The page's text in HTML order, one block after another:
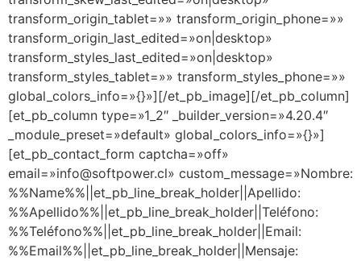
transform_origin_tablet=»» transform_origin_phone=»»
transform_origin_last_edited=»on|desktop»
transform_styles_last_edited=»on|desktop»
transform_styles_tablet=»» transform_styles_phone=»»
global_colors_info=»{}»][/et_pb_image][/et_pb_column]
[et_pb_column type=»1_2″ _builder_version=»4.20.4″
_module_preset=»default» global_colors_info=»{}»]
[et_pb_contact_form captcha=»off»
email=»info@softpower.cl» custom_message=»Nombre:
%%Name%%||et_pb_line_break_holder||Apellido:
%%Apellido%%||et_pb_line_break_holder||Teléfono:
%%Teléfono%%||et_pb_line_break_holder||Email:
%%Email%%||et_pb_line_break_holder||Mensaje: